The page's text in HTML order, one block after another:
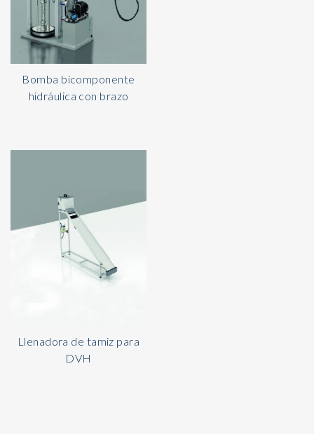
Bomba bicomponente
hidráulica con brazo
Llenadora de tamiz para
DVH